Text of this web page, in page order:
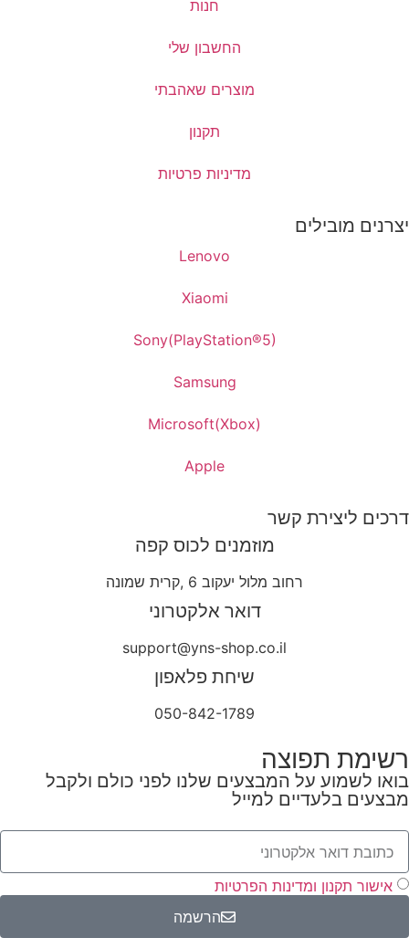
חנות
החשבון שלי
מוצרים שאהבתי
תקנון
מדיניות פרטיות
יצרנים מובילים
Lenovo
Xiaomi
Sony(PlayStation®5)
Samsung
Microsoft(Xbox)
Apple
דרכים ליצירת קשר
מוזמנים לכוס קפה
רחוב מלול יעקוב 6 ,קרית שמונה
דואר אלקטרוני
support@yns-shop.co.il
שיחת פלאפון
050-842-1789
רשימת תפוצה
בואו לשמוע על המבצעים שלנו לפני כולם ולקבל
מבצעים בלעדיים למייל
אישור תקנון ומדינות הפרטיות
הרשמה